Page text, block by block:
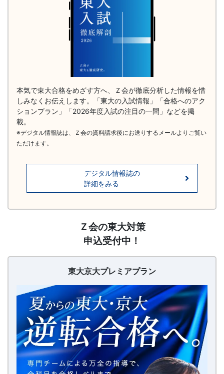
法」
供
ま
本気で東大合格をめざす方へ、Ｚ会が徹底分析した情報を惜
しみなくお伝えします。「東大の入試情報」「合格へのアク
ションプラン」「2026年度入試の注目の一問」などを掲
載。
※デジタル情報誌は、Ｚ会の資料請求後にお送りするメールよりご覧い
ただけます。
デジタル情報誌の
詳細をみる
京
Ｚ会の東大対策
申込受付中！
東大京大プレミアプラン